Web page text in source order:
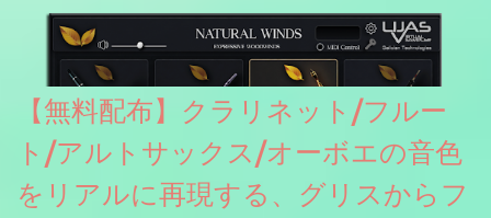
【無料配布】クラリネット/フルー
ト/アルトサックス/オーボエの音色
をリアルに再現する、グリスからフ